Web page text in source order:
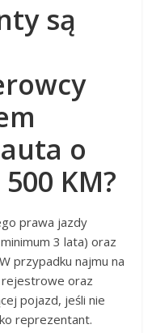
są
o
KM?
prawa jazdy
3 lata) oraz
przypadku najmu na
rejestrowe oraz
pojazd, jeśli nie
reprezentant.